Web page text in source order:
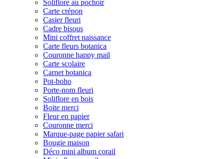
Soliflore au pochoir
Carte crépon
Casier fleuri
Cadre bisous
Mini coffret naissance
Carte fleurs botanica
Couronne happy mail
Carte scolaire
Carnet botanica
Pot-boho
Porte-nom fleuri
Soliflore en bois
Boite merci
Fleur en papier
Couronne merci
Marque-page papier safari
Bougie maison
Déco mini album corail